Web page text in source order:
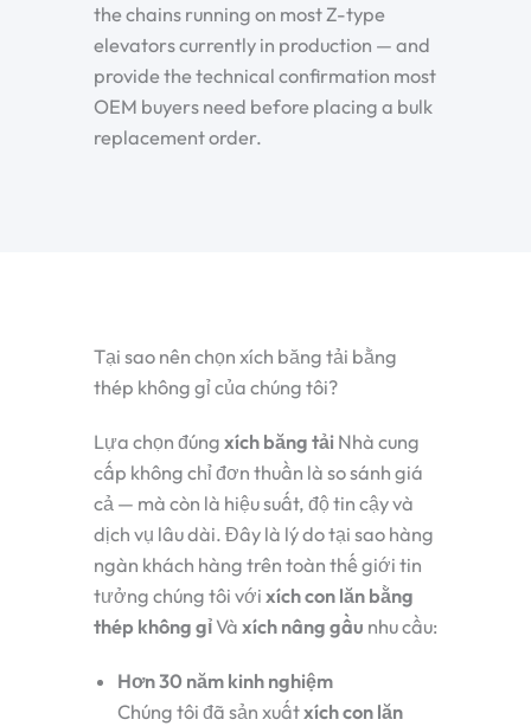
the chains running on most Z-type
elevators currently in production — and
provide the technical confirmation most
OEM buyers need before placing a bulk
replacement order.
Tại sao nên chọn xích băng tải bằng
thép không gỉ của chúng tôi?
Lựa chọn đúng xích băng tải Nhà cung
cấp không chỉ đơn thuần là so sánh giá
cả — mà còn là hiệu suất, độ tin cậy và
dịch vụ lâu dài. Đây là lý do tại sao hàng
ngàn khách hàng trên toàn thế giới tin
tưởng chúng tôi với xích con lăn bằng
thép không gỉ Và xích nâng gầu nhu cầu:
Hơn 30 năm kinh nghiệm
Chúng tôi đã sản xuấtxích con lăn